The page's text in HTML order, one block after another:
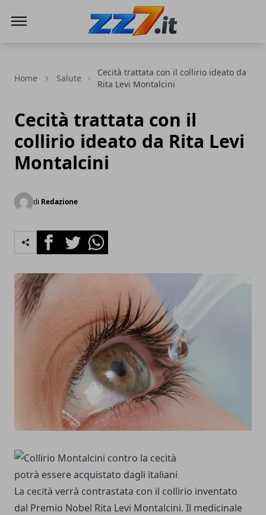
Home Salute
Cecità trattata con il collirio ideato da
Rita Levi Montalcini
Cecità trattata con il
collirio ideato da Rita Levi
Montalcini
di Redazione
FacebookTwitterWhatsapp
La cecità verrà contrastata con il collirio inventato
dal Premio Nobel Rita Levi Montalcini. Il medicinale